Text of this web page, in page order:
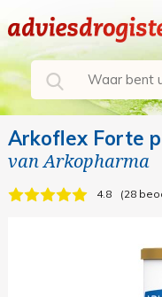
Arkoflex Forte
vanArkopharma
4.8 28